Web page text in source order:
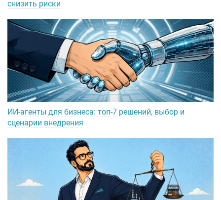
снизить риски
ИИ-агенты для бизнеса: топ-7 решений, выбор и
сценарии внедрения